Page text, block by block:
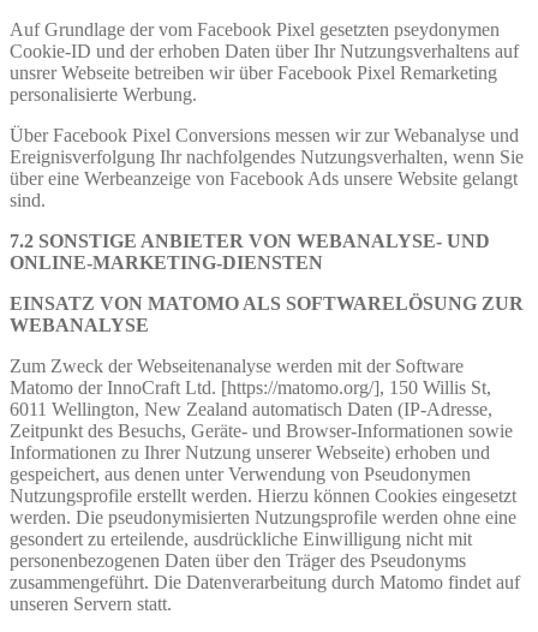
Auf Grundlage der vom Facebook Pixel gesetzten pseydonymen
Cookie-ID und der erhoben Daten über Ihr Nutzungsverhaltens auf
unsrer Webseite betreiben wir über Facebook Pixel Remarketing
personalisierte Werbung.
Über Facebook Pixel Conversions messen wir zur Webanalyse und
Ereignisverfolgung Ihr nachfolgendes Nutzungsverhalten, wenn Sie
über eine Werbeanzeige von Facebook Ads unsere Website gelangt
sind.
7.2 SONSTIGE ANBIETER VON WEBANALYSE- UND
ONLINE-MARKETING-DIENSTEN
EINSATZ VON MATOMO ALS SOFTWARELÖSUNG ZUR
WEBANALYSE
Zum Zweck der Webseitenanalyse werden mit der Software
Matomo der InnoCraft Ltd. [https://matomo.org/], 150 Willis St,
6011 Wellington, New Zealand automatisch Daten (IP-Adresse,
Zeitpunkt des Besuchs, Geräte- und Browser-Informationen sowie
Informationen zu Ihrer Nutzung unserer Webseite) erhoben und
gespeichert, aus denen unter Verwendung von Pseudonymen
Nutzungsprofile erstellt werden. Hierzu können Cookies eingesetzt
werden. Die pseudonymisierten Nutzungsprofile werden ohne eine
gesondert zu erteilende, ausdrückliche Einwilligung nicht mit
personenbezogenen Daten über den Träger des Pseudonyms
zusammengeführt. Die Datenverarbeitung durch Matomo findet auf
unseren Servern statt.